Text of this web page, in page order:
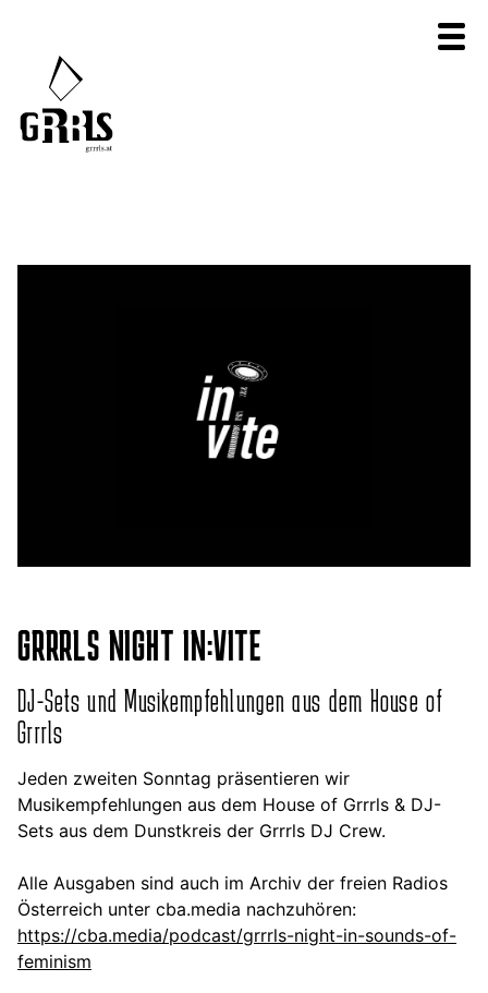
GRRRLS NIGHT IN:VITE
DJ-Sets und Musikempfehlungen aus dem House of
Grrrls
Jeden zweiten Sonntag präsentieren wir
Musikempfehlungen aus dem House of Grrrls & DJ-
Sets aus dem Dunstkreis der Grrrls DJ Crew.
Alle Ausgaben sind auch im Archiv der freien Radios
Österreich unter cba.media nachzuhören:
https://cba.media/podcast/grrrls-night-in-sounds-of-
feminism